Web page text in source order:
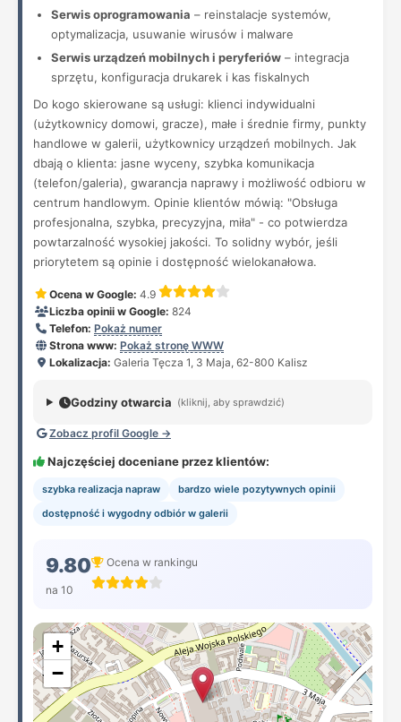
Serwis oprogramowania – reinstalacje systemów,
optymalizacja, usuwanie wirusów i malware
Serwis urządzeń mobilnych i peryferiów – integracja
sprzętu, konfiguracja drukarek i kas fiskalnych
Do kogo skierowane są usługi: klienci indywidualni
(użytkownicy domowi, gracze), małe i średnie firmy, punkty
handlowe w galerii, użytkownicy urządzeń mobilnych. Jak
dbają o klienta: jasne wyceny, szybka komunikacja
(telefon/galeria), gwarancja naprawy i możliwość odbioru w
centrum handlowym. Opinie klientów mówią: "Obsługa
profesjonalna, szybka, precyzyjna, miła" - co potwierdza
powtarzalność wysokiej jakości. To solidny wybór, jeśli
priorytetem są opinie i dostępność wielokanałowa.
Ocena w Google: 4.9
Liczba opinii w Google: 824
Telefon: Pokaż numer
Strona www: Pokaż stronę WWW
Lokalizacja: Galeria Tęcza 1, 3 Maja, 62-800 Kalisz
Godziny otwarcia (kliknij, aby sprawdzić)
Zobacz profil Google →
Najczęściej doceniane przez klientów:
szybka realizacja napraw
bardzo wiele pozytywnych opinii
dostępność i wygodny odbiór w galerii
9.80
na 10
Ocena w rankingu
+
−